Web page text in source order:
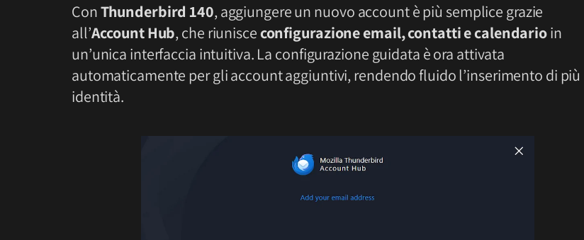
ConThunderbird 140, aggiungere un nuovo account è più semplice grazie
all’Account Hub, che riunisceconfigurazione email, contatti e calendarioin
un’unica interfaccia intuitiva. La configurazione guidata è ora attivata
automaticamente per gli account aggiuntivi, rendendo fluido l’inserimento di più
identità.